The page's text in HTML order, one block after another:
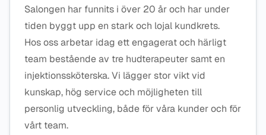
Salongen har funnits i över 20 år och har under
tiden byggt upp en stark och lojal kundkrets.
Hos oss arbetar idag ett engagerat och härligt
team bestående av tre hudterapeuter samt en
injektionssköterska. Vi lägger stor vikt vid
kunskap, hög service och möjligheten till
personlig utveckling, både för våra kunder och för
vårt team.